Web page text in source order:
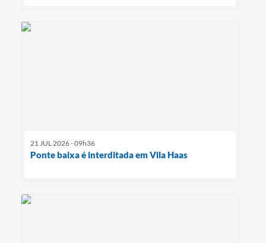
21 JUL 2026 - 09h36
Ponte baixa é interditada em Vila Haas